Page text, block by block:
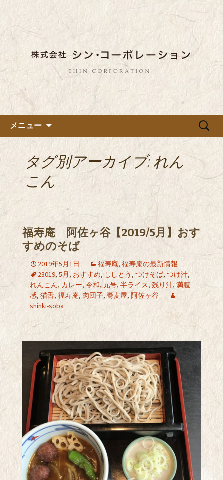
都内に5店舗展開している蕎麦
のお店「真希（しんき）」を運
営する「株式会社シン・コーポ
レーション」のブログ
東京都内に5店舗ある美味しい蕎麦のお
店「真希（しんき）」と運営の「株式
会社シン・コーポレーション」の新着
情報はこちら。店舗によって24時間営
業、宴会なども承っております。季節
のメニューも豊富にご用意。
メニュー
検
タグ別アーカイブ: れん
こん
福寿庵 阿佐ヶ谷【2019/5月】おす
すめのそば
2019年5月1日 福寿庵, 福寿庵の最新情報
23019, 5月 , おすすめ, ししとう , つけそば, つけ汁,
れんこん, カレー, 令和,元号, 半ライス, 残り汁, 満腹
感, 猫舌, 福寿庵, 肉団子, 蕎麦屋, 阿佐ヶ谷
shinki-soba